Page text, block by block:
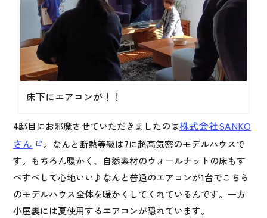
床下にエアコンが！！
4邸目にお邪魔させていただきましたのは株式会社SANKO
さん
。なんと断熱等級は7に超高気密のモデルハウスで
す。もちろん暖かく、自然素材のウォールナットの床もす
べすべして心地いい♪なんと普通のエアコンが1台でこちら
のモデルハウス全体を暖かくしてくれているんです。一方
小屋裏には夏使用するエアコンが隠れています。